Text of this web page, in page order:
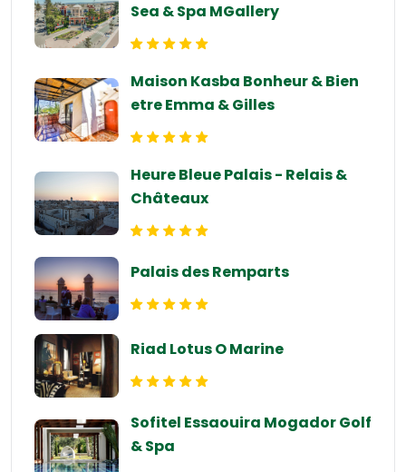
Sea & Spa MGallery
Maison Kasba Bonheur & Bien
etre Emma & Gilles
Heure Bleue Palais - Relais &
Châteaux
Palais des Remparts
Riad Lotus O Marine
Sofitel Essaouira Mogador Golf
& Spa